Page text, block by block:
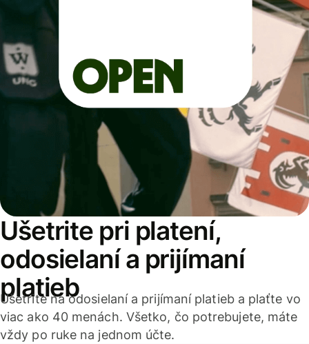
Ušetrite pri platení,
odosielaní a prijímaní
platieb
Ušetrite na odosielaní a prijímaní platieb a plaťte vo
viac ako 40 menách. Všetko, čo potrebujete, máte
vždy po ruke na jednom účte.